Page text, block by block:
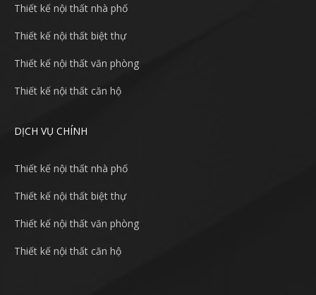
Thiết kế nội thất nhà phố
Thiết kế nội thất biệt thự
Thiết kế nội thất văn phòng
Thiết kế nội thất căn hộ
DỊCH VỤ CHÍNH
Thiết kế nội thất nhà phố
Thiết kế nội thất biệt thự
Thiết kế nội thất văn phòng
Thiết kế nội thất căn hộ